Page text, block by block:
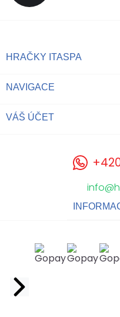
HRAČKY ITASPA
NAVIGACE
VÁŠ ÚČET